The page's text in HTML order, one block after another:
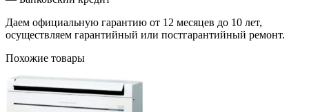
Даем официальную гарантию от 12 месяцев до 10 лет,
осуществляем гарантийный или постгарантийный ремонт.
Похожие товары